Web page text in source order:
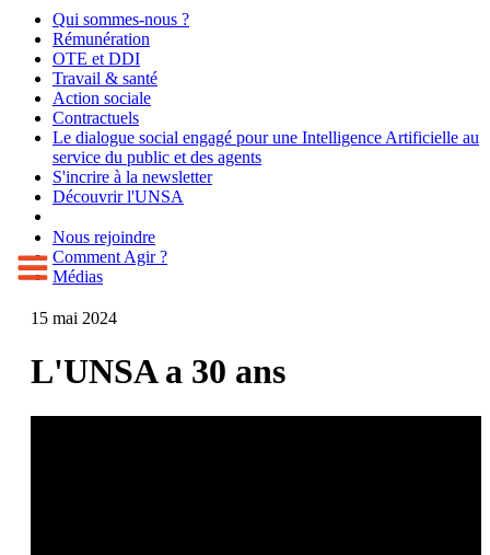
Qui sommes-nous ?
Rémunération
OTE et DDI
Travail & santé
Action sociale
Contractuels
Le dialogue social engagé pour une Intelligence Artificielle au
service du public et des agents
S'incrire à la newsletter
Découvrir l'UNSA
Nous rejoindre
Comment Agir ?
Médias
15 mai 2024
L'UNSA a 30 ans